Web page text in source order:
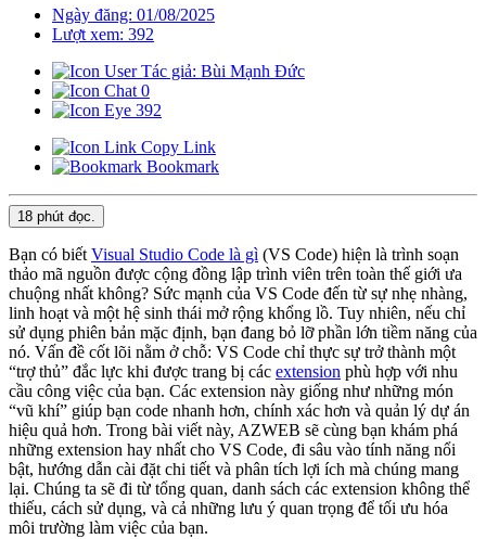
Ngày đăng: 01/08/2025
Lượt xem: 392
Tác giả: Bùi Mạnh Đức
0
392
Copy Link
Bookmark
18 phút đọc.
Bạn có biết Visual Studio Code là gì (VS Code) hiện là trình soạn
thảo mã nguồn được cộng đồng lập trình viên trên toàn thế giới ưa
chuộng nhất không? Sức mạnh của VS Code đến từ sự nhẹ nhàng,
linh hoạt và một hệ sinh thái mở rộng khổng lồ. Tuy nhiên, nếu chỉ
sử dụng phiên bản mặc định, bạn đang bỏ lỡ phần lớn tiềm năng của
nó. Vấn đề cốt lõi nằm ở chỗ: VS Code chỉ thực sự trở thành một
“trợ thủ” đắc lực khi được trang bị các extension phù hợp với nhu
cầu công việc của bạn. Các extension này giống như những món
“vũ khí” giúp bạn code nhanh hơn, chính xác hơn và quản lý dự án
hiệu quả hơn. Trong bài viết này, AZWEB sẽ cùng bạn khám phá
những extension hay nhất cho VS Code, đi sâu vào tính năng nổi
bật, hướng dẫn cài đặt chi tiết và phân tích lợi ích mà chúng mang
lại. Chúng ta sẽ đi từ tổng quan, danh sách các extension không thể
thiếu, cách sử dụng, và cả những lưu ý quan trọng để tối ưu hóa
môi trường làm việc của bạn.